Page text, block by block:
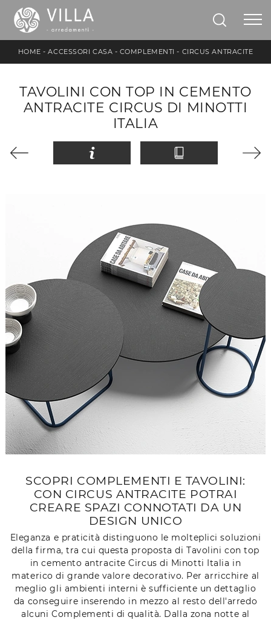
HOME -ACCESSORI CASA - COMPLEMENTI - CIRCUS ANTRACITE
TAVOLINI CON TOP IN CEMENTO
ANTRACITE CIRCUS DI MINOTTI
ITALIA
SCOPRI COMPLEMENTI E TAVOLINI:
CON CIRCUS ANTRACITE POTRAI
CREARE SPAZI CONNOTATI DA UN
DESIGN UNICO
Eleganza e praticità distinguono le molteplici soluzioni
della firma, tra cui questa proposta di Tavolini con top
in cemento antracite Circus di Minotti Italia in
materico di grande valore decorativo. Per arricchire al
meglio gli ambienti interni è sufficiente un dettaglio
da conseguire inserendo in mezzo al resto dell'arredo
alcuni Complementi di qualità. Dalla zona notte al